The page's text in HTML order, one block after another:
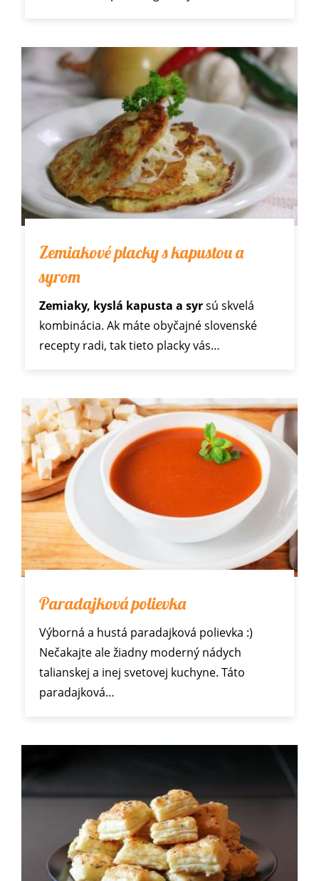
Zemiakové placky s kapustou a
syrom
Zemiaky, kyslá kapusta a syrsú skvelá
kombinácia. Ak máte obyčajné slovenské
recepty radi, tak tieto placky vás…
Paradajková polievka
Výborná a hustá paradajková polievka :)
Nečakajte ale žiadny moderný nádych
talianskej a inej svetovej kuchyne. Táto
paradajková…